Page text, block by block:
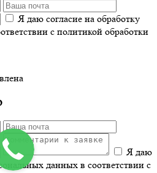
Я даю согласие на обработку
с политикой обработки
Я даю
данных в соответствии с